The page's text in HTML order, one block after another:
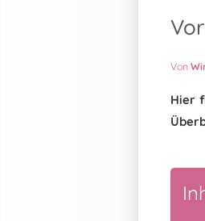
Von
Hier